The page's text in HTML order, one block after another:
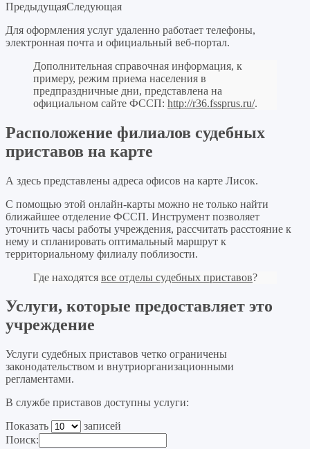
ПредыдущаяСледующая
Для оформления услуг удаленно работает телефоны,
электронная почта и официальный веб-портал.
Дополнительная справочная информация, к
примеру, режим приема населения в
предпраздничные дни, представлена на
официальном сайте ФССП: http://r36.fssprus.ru/.
Расположение филиалов судебных
приставов на карте
А здесь представлены адреса офисов на карте Лисок.
С помощью этой онлайн-карты можно не только найти
ближайшее отделение ФССП. Инструмент позволяет
уточнить часы работы учреждения, рассчитать расстояние к
нему и спланировать оптимальный маршрут к
территориальному филиалу поблизости.
Где находятся все отделы судебных приставов?
Услуги, которые предоставляет это
учреждение
Услуги судебных приставов четко ограничены
законодательством и внутриорганизационными
регламентами.
В службе приставов доступны услуги:
Показать
записей
Поиск: